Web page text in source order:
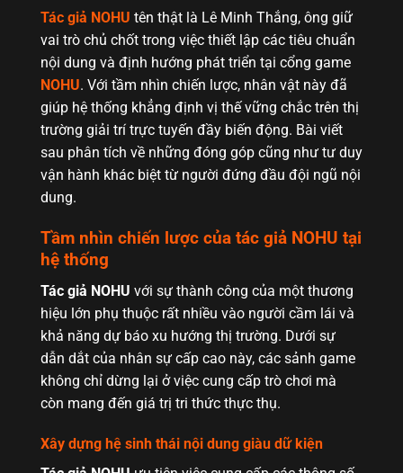
Tác giả NOHU tên thật là Lê Minh Thắng, ông giữ
vai trò chủ chốt trong việc thiết lập các tiêu chuẩn
nội dung và định hướng phát triển tại cổng game
NOHU. Với tầm nhìn chiến lược, nhân vật này đã
giúp hệ thống khẳng định vị thế vững chắc trên thị
trường giải trí trực tuyến đầy biến động. Bài viết
sau phân tích về những đóng góp cũng như tư duy
vận hành khác biệt từ người đứng đầu đội ngũ nội
dung.
Tầm nhìn chiến lược của tác giả NOHU tại
hệ thống
Tác giả NOHU với sự thành công của một thương
hiệu lớn phụ thuộc rất nhiều vào người cầm lái và
khả năng dự báo xu hướng thị trường. Dưới sự
dẫn dắt của nhân sự cấp cao này, các sảnh game
không chỉ dừng lại ở việc cung cấp trò chơi mà
còn mang đến giá trị tri thức thực thụ.
Xây dựng hệ sinh thái nội dung giàu dữ kiện